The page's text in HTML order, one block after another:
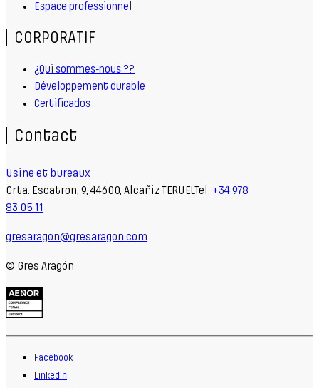
Espace professionnel
CORPORATIF
¿Qui sommes-nous ??
Développement durable
Certificados
Contact
Usine et bureaux
Crta. Escatron, 9, 44600, Alcañiz TERUELTel. +34 978
83 05 11
gresaragon@gresaragon.com
© Gres Aragón
Facebook
LinkedIn